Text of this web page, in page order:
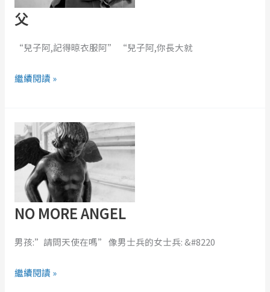
父
“兒子阿,記得晾衣服阿” “兒子阿,你長大就
繼續閱讀 »
NO MORE ANGEL
男孩:”請問天使在嗎” 像男士兵的女士兵: &#8220
MORE
ANGEL
繼續閱讀 »